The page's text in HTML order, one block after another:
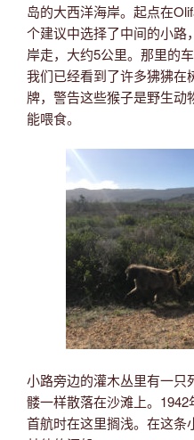
岛的大西洋海岸。起点在
个建议中选择了中间的小路
岸走，大约5公里。那里的
我们已经看到了许多狒狒在
牌，警告这些猴子是野生
能喂食。
小路旁边的灌木丛里有一只
髅一样散落在沙滩上。
首航时在这里搁浅。在这条